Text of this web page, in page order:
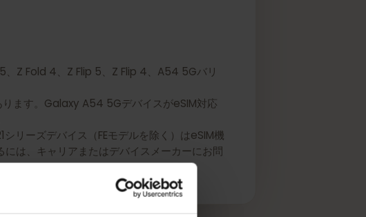
5、Z Fold 4、Z Flip 5、Z Flip 4、A54 5Gバリ
あります。Galaxy A54 5GデバイスがeSIM対応
い。